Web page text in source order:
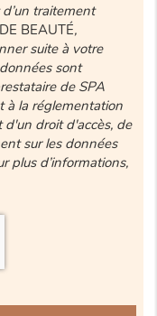
traitement
BEAUTÉ,
suite à votre
sont
de SPA
à la réglementation
droit d'accès, de
sur les données
plus d’informations,